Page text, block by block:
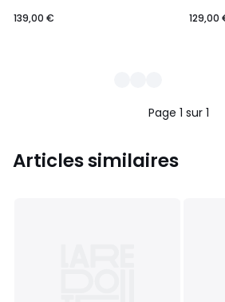
139,00 €
129,00
Page 1 sur 1
Articles similaires